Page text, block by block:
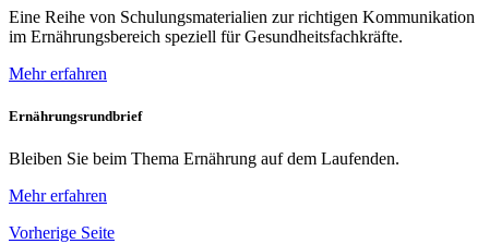
Eine Reihe von Schulungsmaterialien zur richtigen Kommunikation
im Ernährungsbereich speziell für Gesundheitsfachkräfte.
Mehr erfahren
Ernährungsrundbrief
Bleiben Sie beim Thema Ernährung auf dem Laufenden.
Mehr erfahren
Vorherige Seite